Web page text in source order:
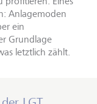
Anlagemoden
ein
Grundlage
letztlich zählt.